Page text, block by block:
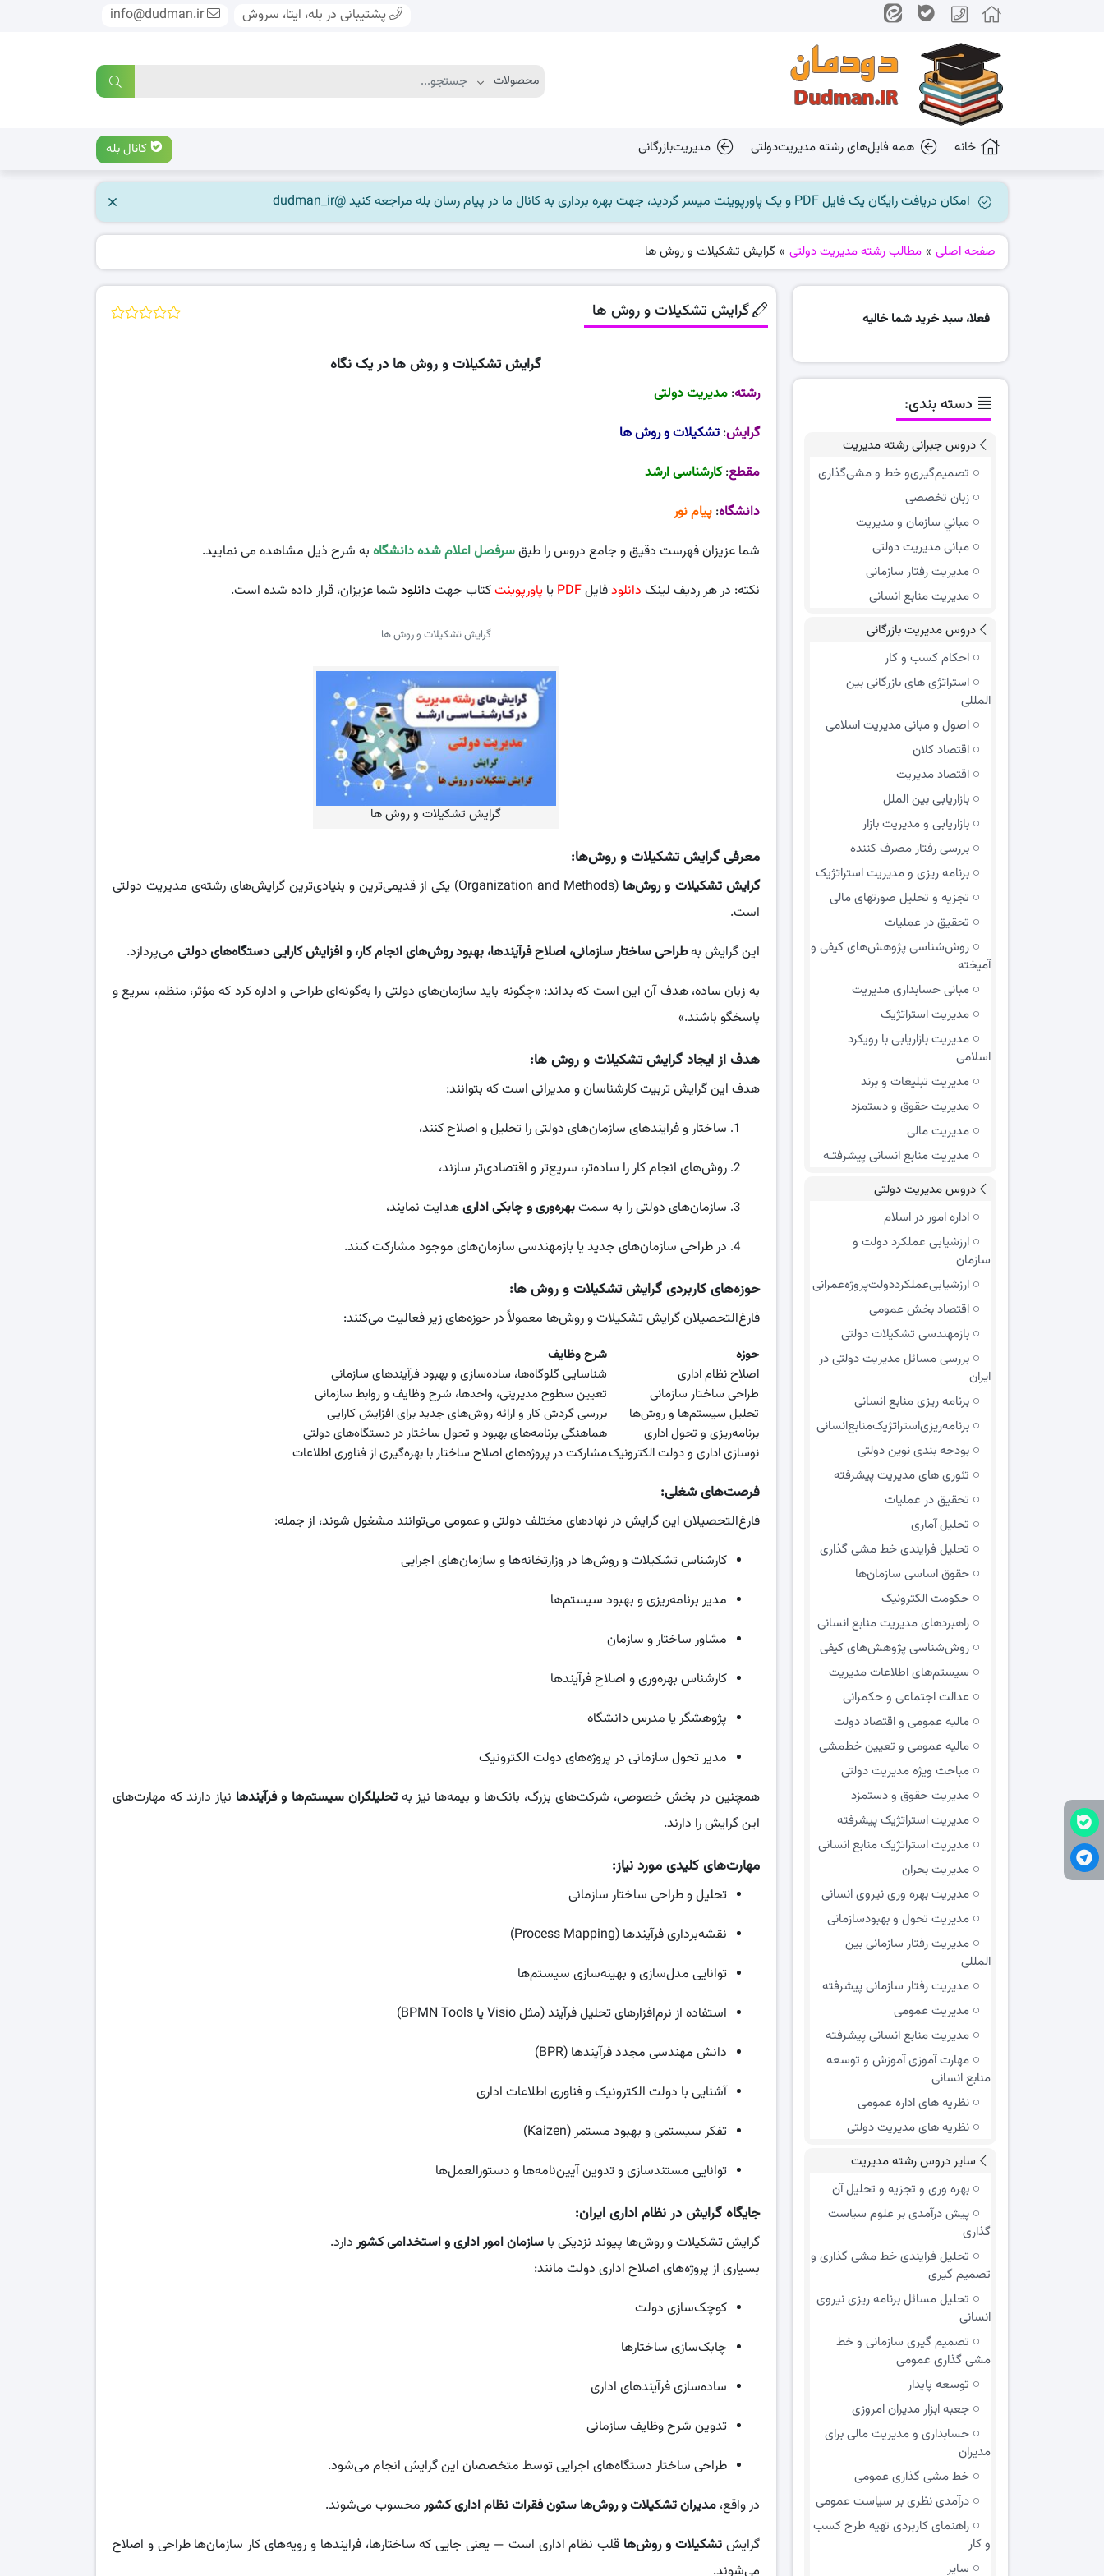
پشتیبانی در بله، ایتا، سروش info@dudman.ir
خانه همه فایل‌های رشته مدیریت‌دولتی مدیریت‌بازرگانی کانال بله
امکان دریافت رایگان یک فایل PDF و یک پاورپوینت میسر گردید، جهت بهره برداری به کانال ما در پیام رسان بله مراجعه کنید @dudman_ir
صفحه اصلی » مطالب رشته مدیریت دولتی » گرایش تشکیلات و روش ها
گرایش تشکیلات و روش ها
گرایش تشکیلات و روش ها در یک نگاه
رشته:مدیریت دولتی
گرایش:تشکیلات و روش ها
مقطع:کارشناسی ارشد
دانشگاه:پیام نور
شما عزیزان فهرست دقیق و جامع دروس را طبقسرفصل اعلام شده دانشگاه به شرح ذیل مشاهده می نمایید.
نکته: در هر ردیف لینک دانلودفایلPDF یاپاورپوینتکتاب جهت دانلود شما عزیزان، قرار داده شده است.
گرایش تشکیلات و روش ها
گرایش تشکیلات و روش ها
معرفی گرایش تشکیلات و روش‌ها:
گرایش تشکیلات و روش‌ها
(Organization and Methods) یکی از قدیمی‌ترین و بنیادی‌ترین گرایش‌های رشته‌ی مدیریت دولتی
است.
این گرایش بهطراحی ساختار سازمانی، اصلاح فرآیندها، بهبود روش‌های انجام کار، و افزایش کارایی دستگاه‌های دولتی می‌پردازد.
به زبان ساده، هدف آن این است که بداند: «چگونه باید سازمان‌های دولتی را به‌گونه‌ای طراحی و اداره کرد که مؤثر، منظم، سریع و
پاسخگو باشند.»
هدف از ایجاد گرایش تشکیلات و روش ها:
هدف این گرایش تربیت کارشناسان و مدیرانی است که بتوانند:
ساختار و فرایندهای سازمان‌های دولتی را تحلیل و اصلاح کنند،
روش‌های انجام کار را ساده‌تر، سریع‌تر و اقتصادی‌تر سازند،
سازمان‌های دولتی را به سمتبهره‌وری و چابکی اداریهدایت نمایند،
در طراحی سازمان‌های جدید یا بازمهندسی سازمان‌های موجود مشارکت کنند.
حوزه‌های کاربردی گرایش تشکیلات و روش ها:
فارغ‌التحصیلان گرایش تشکیلات و روش‌ها معمولاً در حوزه‌های زیر فعالیت می‌کنند:
حوزه
شرح وظایف
اصلاح نظام اداری
شناسایی گلوگاه‌ها، ساده‌سازی و بهبود فرآیندهای سازمانی
طراحی ساختار سازمانی
تعیین سطوح مدیریتی، واحدها، شرح وظایف و روابط سازمانی
تحلیل سیستم‌ها و روش‌ها
بررسی گردش کار و ارائه روش‌های جدید برای افزایش کارایی
برنامه‌ریزی و تحول اداری
هماهنگی برنامه‌های بهبود و تحول ساختار در دستگاه‌های دولتی
نوسازی اداری و دولت الکترونیکمشارکت در پروژه‌های اصلاح ساختار با بهره‌گیری از فناوری اطلاعات
فرصت‌های شغلی:
فارغ‌التحصیلان این گرایش در نهادهای مختلف دولتی و عمومی می‌توانند مشغول شوند، از جمله:
کارشناس تشکیلات و روش‌ها در وزارتخانه‌ها و سازمان‌های اجرایی
مدیر برنامه‌ریزی و بهبود سیستم‌ها
مشاور ساختار و سازمان
کارشناس بهره‌وری و اصلاح فرآیندها
پژوهشگر یا مدرس دانشگاه
مدیر تحول سازمانی در پروژه‌های دولت الکترونیک
همچنین در بخش خصوصی، شرکت‌های بزرگ، بانک‌ها و بیمه‌ها نیز بهتحلیلگران سیستم‌ها و فرآیندها نیاز دارند که مهارت‌های
این گرایش را دارند.
مهارت‌های کلیدی مورد نیاز:
تحلیل و طراحی ساختار سازمانی
نقشه‌برداری فرآیندها (Process Mapping)
توانایی مدل‌سازی و بهینه‌سازی سیستم‌ها
استفاده از نرم‌افزارهای تحلیل فرآیند (مثل Visio یا BPMN Tools)
دانش مهندسی مجدد فرآیندها (BPR)
آشنایی با دولت الکترونیک و فناوری اطلاعات اداری
تفکر سیستمی و بهبود مستمر (Kaizen)
توانایی مستندسازی و تدوین آیین‌نامه‌ها و دستورالعمل‌ها
جایگاه گرایش در نظام اداری ایران:
گرایش تشکیلات و روش‌ها پیوند نزدیکی باسازمان امور اداری و استخدامی کشور دارد.
بسیاری از پروژه‌های اصلاح اداری دولت مانند:
کوچک‌سازی دولت
چابک‌سازی ساختارها
ساده‌سازی فرآیندهای اداری
تدوین شرح وظایف سازمانی
طراحی ساختار دستگاه‌های اجرایی توسط متخصصان این گرایش انجام می‌شود.
در واقع،مدیران تشکیلات و روش‌ها ستون فقرات نظام اداری کشور محسوب می‌شوند.
گرایشتشکیلات و روش‌ها قلب نظام اداری است — یعنی جایی که ساختارها، فرایندها و رویه‌های کار سازمان‌ها طراحی و اصلاح
می‌شوند.
فعلا، سبد خرید شما خالیه
دسته بندی:
دروس جبرانی رشته مدیریت
تصمیم‌گیری‌و خط و مشی‌گذاری
زبان تخصصی
مباني سازمان و مديريت
مبانی مدیریت دولتی
مدیریت رفتار سازمانی
مدیریت منابع انسانی
دروس مدیریت بازرگانی
احکام کسب و کار
استراتژی های بازرگانی بین
المللی
اصول و مبانی مدیریت اسلامی
اقتصاد کلان
اقتصاد مدیریت
بازاریابی بین الملل
بازاریابی و مدیریت بازار
بررسی رفتار مصرف کننده
برنامه ریزی و مدیریت استراتژیک
تجزیه و تحلیل صورتهای مالی
تحقیق در عملیات
روش‌شناسی پژوهش‌های کیفی و
آمیخته
مبانی حسابداری مدیریت
مدیریت استراتژیک
مدیریت بازاریابی با رویکرد
اسلامی
مدیریت تبلیغات و برند
مدیریت حقوق و دستمزد
مدیریت مالی
مدیریت منابع انسانی پیشرفتـه
دروس مدیریت دولتی
اداره امور در اسلام
ارزشیابی عملکرد دولت و
سازمان
ارزشیابی‌عملکرد‌دولت‌پروژه‌عمرانی
اقتصاد بخش عمومی
بازمهندسی تشکیلات دولتی
بررسی مسائل مدیریت دولتی در
ایران
برنامه ریزی منابع انسانی
برنامه‌ریزی‌استراتژیک‌منابع‌انسانی
بودجه بندی نوین دولتی
تئوری های مدیریت پیشرفته
تحقیق در عملیات
تحلیل آماری
تحلیل فرایندی خط مشی گذاری
حقوق اساسی سازمان‌ها
حکومت الکترونیک
راهبردهای مدیریت منابع انسانی
روش‌شناسی پژوهش‌های کیفی
سیستم‌های اطلاعات مدیریت
عدالت اجتماعی و حکمرانی
مالیه عمومی و اقتصاد دولت
مالیه عمومی و تعیین خط‌مشی
مباحث ویژه مدیریت دولتی
مديريت حقوق و دستمزد
مدیریت استراتژیک پیشرفته
مدیریت استراتژیک منابع انسانی
مدیریت بحران
مدیریت بهره وری نیروی انسانی
مدیریت تحول و بهبود‌سازمانی
مدیریت رفتار سازمانی بین
المللی
مدیریت رفتار سازمانی پیشرفته
مدیریت عمومی
مدیریت منابع انسانی پیشرفته
مهارت آموزی آموزش و توسعه
منابع انسانی
نظریه های اداره عمومی
نظریه های مدیریت دولتی
سایر دروس رشته مدیریت
بهره وری و تجزیه و تحلیل آن
پیش درآمدی بر علوم سیاست
گذاری
تحلیل فرایندی خط مشی گذاری و
تصمیم گیری
تحلیل مسائل برنامه ریزی نیروی
انسانی
تصمیم گیری سازمانی و خط
مشی گذاری عمومی
توسعه پایدار
جعبه ابزار مدیران امروزی
حسابداری و مدیریت مالی برای
مدیران
خط مشی گذاری عمومی
درآمدی نظری بر سیاست عمومی
راهنمای کاربردی تهیه طرح کسب
و کار
سایر